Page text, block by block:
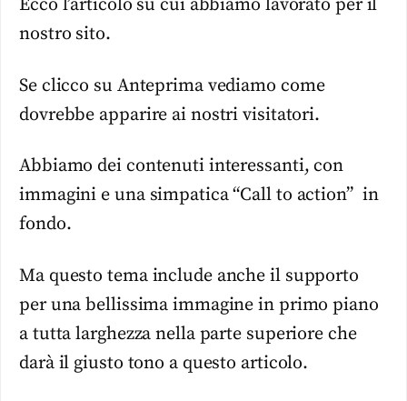
Ecco l’articolo su cui abbiamo lavorato per il
nostro sito.
Se clicco su Anteprima vediamo come
dovrebbe apparire ai nostri visitatori.
Abbiamo dei contenuti interessanti, con
immagini e una simpatica “Call to action” in
fondo.
Ma questo tema include anche il supporto
per una bellissima immagine in primo piano
a tutta larghezza nella parte superiore che
darà il giusto tono a questo articolo.